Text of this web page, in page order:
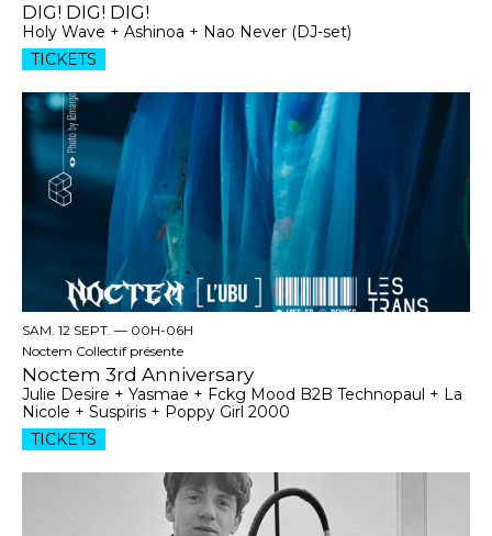
DIG! DIG! DIG!
Holy Wave + Ashinoa + Nao Never (DJ-set)
TICKETS
SAM. 12 SEPT. — 00H-06H
Noctem Collectif présente
Noctem 3rd Anniversary
Julie Desire + Yasmae + Fckg Mood B2B Technopaul + La
Nicole + Suspiris + Poppy Girl 2000
TICKETS